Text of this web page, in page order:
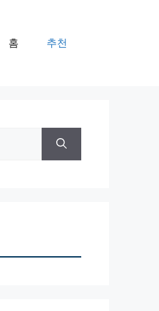
홈 추천